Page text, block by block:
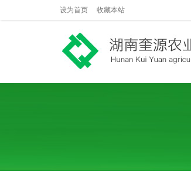
设为首页 收藏本站